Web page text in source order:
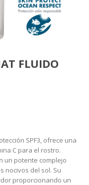
FLUIDO
SPF3, ofrece una
C para el rostro.
un potente complejo
nocivos del sol. Su
proporcionando un